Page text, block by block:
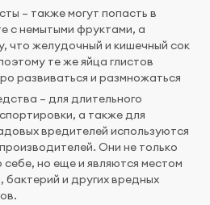
– также могут попасть в
с немытыми фруктами, а
что желудочный и кишечный сок
те же яйца глистов
развиваться и размножаться
– для длительного
а также для
вредителей используются
Они не только
но еще и являются местом
бактерий и других вредных